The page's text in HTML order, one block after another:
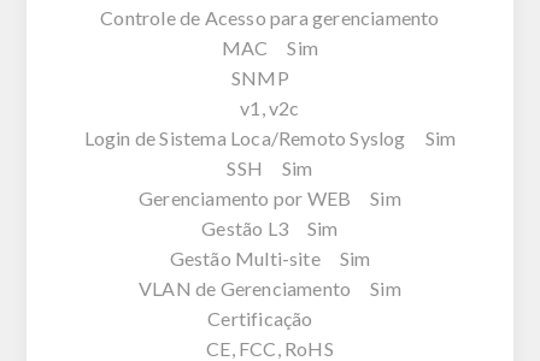
Controle de Acesso para gerenciamento
MAC Sim
SNMP
v1, v2c
Login de Sistema Loca/Remoto Syslog Sim
SSH Sim
Gerenciamento por WEB Sim
Gestão L3 Sim
Gestão Multi-site Sim
VLAN de Gerenciamento Sim
Certificação
CE, FCC, RoHS